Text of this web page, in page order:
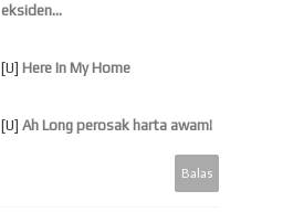
eksiden...
[U] Here In My Home
[U] Ah Long perosak harta awam!
Balas